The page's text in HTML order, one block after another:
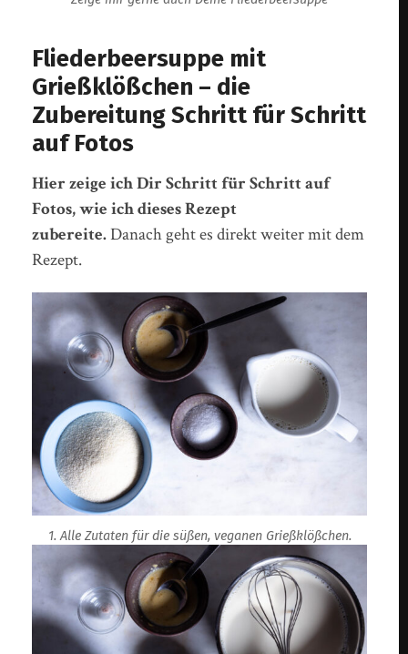
Fliederbeersuppe mit
Grießklößchen – die
Zubereitung Schritt für Schritt
auf Fotos
Hier zeige ich Dir Schritt für Schritt auf
Fotos, wie ich dieses Rezept
zubereite.Danach geht es direkt weiter mit dem
Rezept.
1. Alle Zutaten für die süßen, veganen Grießklößchen.